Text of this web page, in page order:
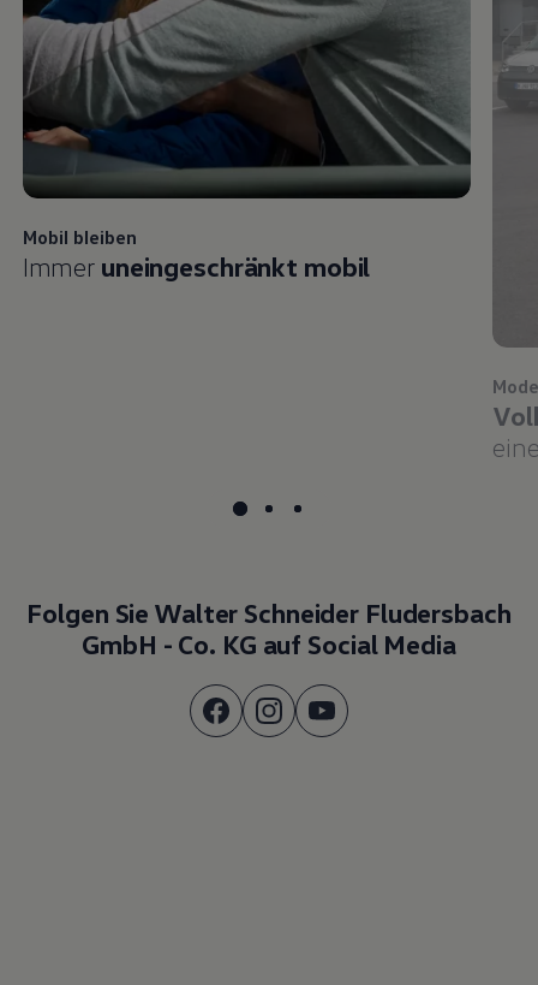
Mobil bleiben
Immer uneingeschränkt mobil
Folgen Sie Walter Schneider Fludersbach